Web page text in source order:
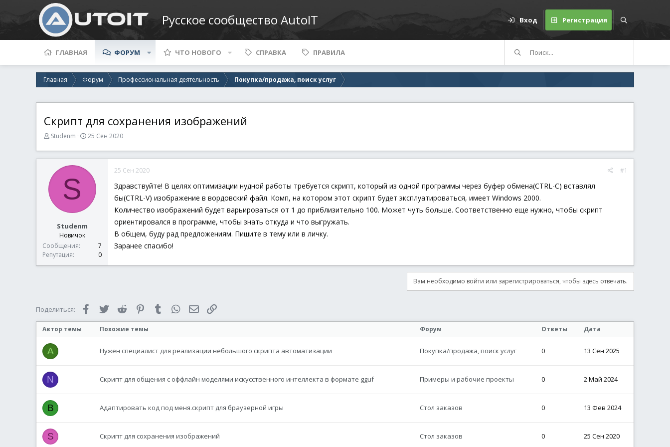
Русское сообщество AutoIT Вход Регистрация
ГЛАВНАЯ ФОРУМ ЧТО НОВОГО СПРАВКА ПРАВИЛА
Главная Форум Профессиональная деятельность Покупка/продажа, поиск услуг
Скрипт для сохранения изображений
А
т
р
т
м
ы
Studenm
Д
т
н
л
25 Сен 2020
S
Studenm
Новичок
Сообщения
7
Репутация
0
25 Сен 2020 #1
Здравствуйте! В целях оптимизации нудной работы требуется скрипт, который из одной программы через буфер обмена(CTRL-C) вставлял
бы(CTRL-V) изображение в вордовский файл. Комп, на котором этот скрипт будет эксплуатироваться, имеет Windows 2000.
Количество изображений будет варьироваться от 1 до приблизительно 100. Может чуть больше. Соответственно еще нужно, чтобы скрипт
ориентировался в программе, чтобы знать откуда и что выгружать.
В общем, буду рад предложениям. Пишите в тему или в личку.
Заранее спасибо!
Вам необходимо войти или зарегистрироваться, чтобы здесь отвечать.
Поделиться: FacebookTwitter Reddit PinterestTumblr WhatsAppЭлектронная почта
Автор темы Похожие темы Форум Ответы Дата
A Нужен специалист для реализации небольшого скрипта автоматизации Покупка/продажа, поиск услуг 0 13 Сен 2025
N Скрипт для общения с оффлайн моделями искусственного интеллекта в формате gguf Примеры и рабочие проекты 0 2 Май 2024
B Адаптировать код под меня.скрипт для браузерной игры Стол заказов 0 13 Фев 2024
S Скрипт для сохранения изображений Стол заказов 0 25 Сен 2020